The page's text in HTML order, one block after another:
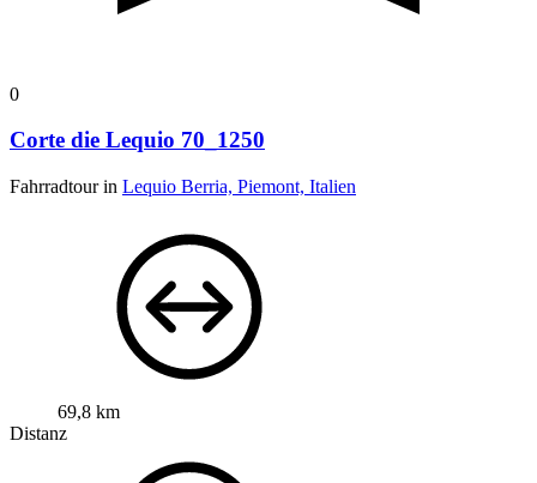
0
Corte die Lequio 70_1250
Fahrradtour in Lequio Berria, Piemont, Italien
69,8 km
Distanz